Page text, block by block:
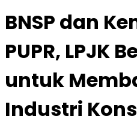
BNSP dan
PUPR, LPJK
untuk
Industri